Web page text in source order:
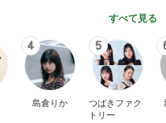
すべて見る
4
島倉りか
5
つばきファク
トリー